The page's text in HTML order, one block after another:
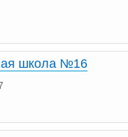
школа №16